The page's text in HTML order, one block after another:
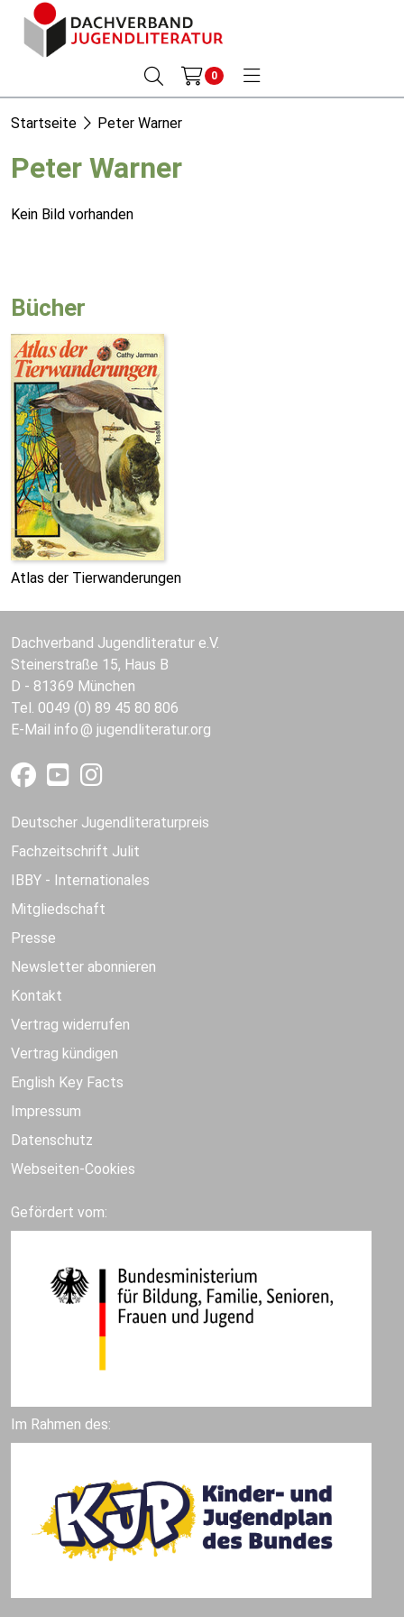
0
Startseite Peter Warner
Peter Warner
Kein Bild vorhanden
Bücher
Atlas der Tierwanderungen
Dachverband Jugendliteratur e.V.
Steinerstraße 15, Haus B
D - 81369 München
Tel. 0049 (0) 89 45 80 806
E-Mail info jugendliteratur.org
Deutscher Jugendliteraturpreis
Fachzeitschrift Julit
IBBY - Internationales
Mitgliedschaft
Presse
Newsletter abonnieren
Kontakt
Vertrag widerrufen
Vertrag kündigen
English Key Facts
Impressum
Datenschutz
Webseiten-Cookies
Gefördert vom:
Im Rahmen des: